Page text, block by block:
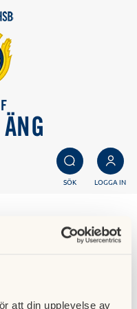
att din upplevelse av
SÖK LOGGA IN